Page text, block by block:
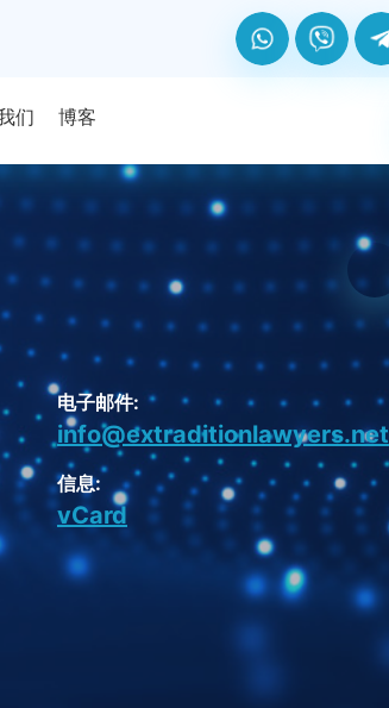
们 博客
电子邮件:
info@extraditionlawyers.net
信息:
vCard